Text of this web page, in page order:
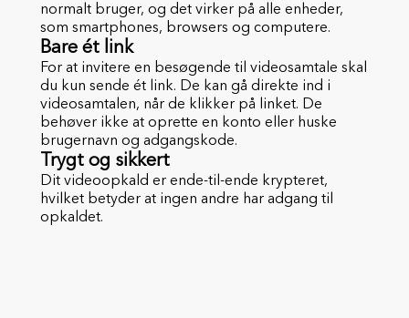
normalt bruger, og det virker på alle enheder,
som smartphones, browsers og computere.
Bare ét link
For at invitere en besøgende til videosamtale skal
du kun sende ét link. De kan gå direkte ind i
videosamtalen, når de klikker på linket. De
behøver ikke at oprette en konto eller huske
brugernavn og adgangskode.
Trygt og sikkert
Dit videoopkald er ende-til-ende krypteret,
hvilket betyder at ingen andre har adgang til
opkaldet.